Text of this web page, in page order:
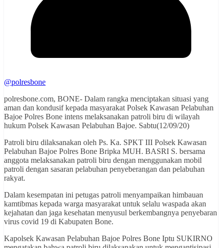
@polresbone
polresbone.com, BONE- Dalam rangka menciptakan situasi yang
aman dan kondusif kepada masyarakat Polsek Kawasan Pelabuhan
Bajoe Polres Bone intens melaksanakan patroli biru di wilayah
hukum Polsek Kawasan Pelabuhan Bajoe. Sabtu(12/09/20)
Patroli biru dilaksanakan oleh Ps. Ka. SPKT III Polsek Kawasan
Pelabuhan Bajoe Polres Bone Bripka MUH. BASRI S. bersama
anggota melaksanakan patroli biru dengan menggunakan mobil
patroli dengan sasaran pelabuhan penyeberangan dan pelabuhan
rakyat.
Dalam kesempatan ini petugas patroli menyampaikan himbauan
kamtibmas kepada warga masyarakat untuk selalu waspada akan
kejahatan dan jaga kesehatan menyusul berkembangnya penyebaran
virus covid 19 di Kabupaten Bone.
Kapolsek Kawasan Pelabuhan Bajoe Polres Bone Iptu SUKIRNO